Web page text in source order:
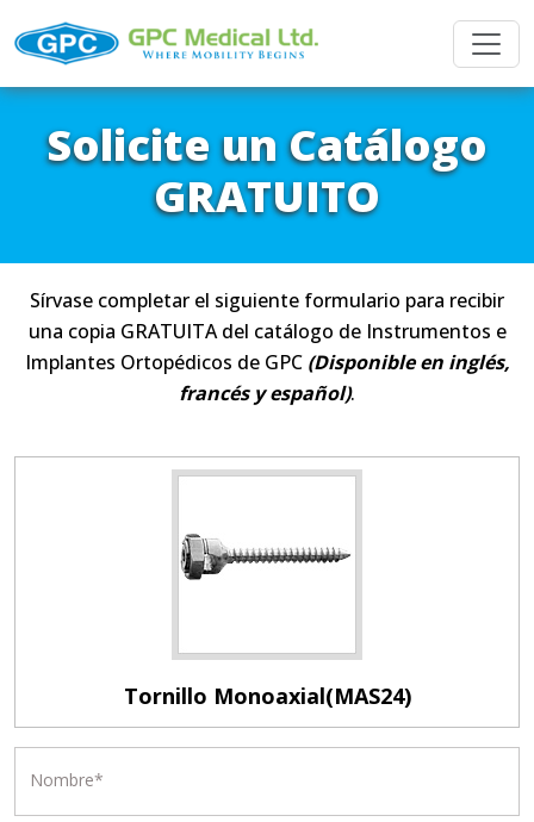
Solicite un Catálogo
GRATUITO
Sírvase completar el siguiente formulario para recibir
una copia GRATUITA del catálogo de Instrumentos e
Implantes Ortopédicos de GPC (Disponible en inglés,
francés y español).
Tornillo Monoaxial(MAS24)
Nombre*